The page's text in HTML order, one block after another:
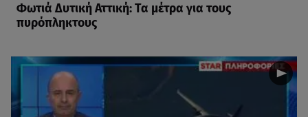
Φωτιά Δυτική Αττική: Τα μέτρα για τους
πυρόπληκτους